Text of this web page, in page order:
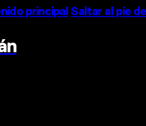
principalSaltar al pie de